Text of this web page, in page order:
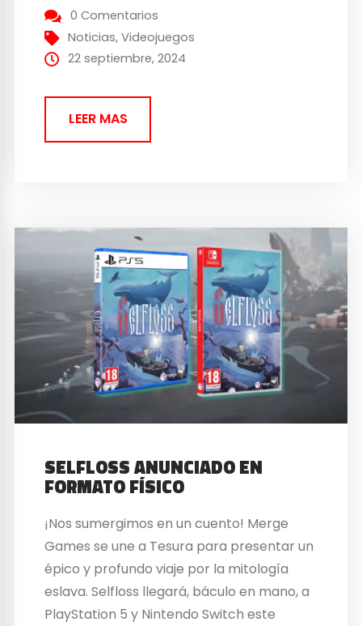
mano de Merge Games y Tesura Games
(en España), podremos conseguir desde
hoy mismo este título. Descripción:
0 Comentarios
Noticias,Videojuegos
22 septiembre, 2024
LEER MAS
SELFLOSS ANUNCIADO EN
FORMATO FÍSICO
¡Nos sumergimos en un cuento! Merge
Games se une a Tesura para presentar un
épico y profundo viaje por la mitología
eslava. Selfloss llegará, báculo en mano, a
PlayStation 5 y Nintendo Switch este